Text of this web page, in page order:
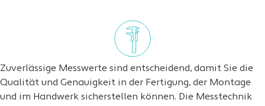
Zuverlässige Messwerte sind entscheidend, damit Sie die
Qualität und Genauigkeit in der Fertigung, der Montage
und im Handwerk sicherstellen können. Die Messtechnik